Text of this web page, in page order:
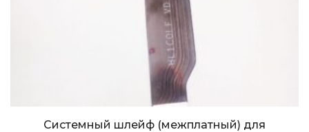
Системный шлейф (межплатный) для